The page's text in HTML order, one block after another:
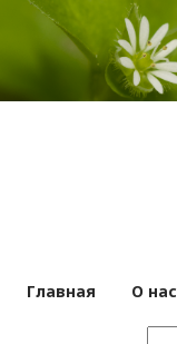
Главная О нас